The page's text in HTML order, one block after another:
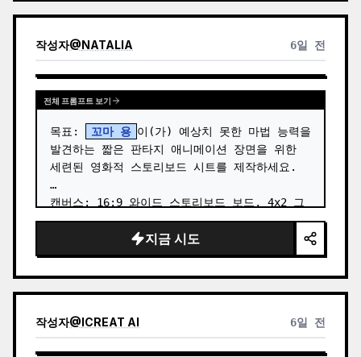
작성자@NATALIA 6일 전
전체 프롬프트 보기
목표: 꼬마 용 이(가) 예상치 못한 마법 능력을
발견하는 짧은 판타지 애니메이션 장면을 위한
세련된 영화적 스토리보드 시트를 제작하세요.
캔버스: 16:9 와이드 스토리보드 보드, 4x2 그
리드로 깔끔하게 배치된 8개의 패널. …
지금 시도
작성자@ICREAT AI 6일 전